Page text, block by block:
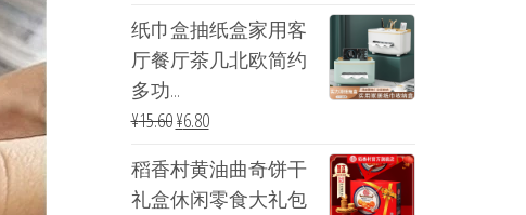
纸巾盒抽纸盒家用客
厅餐厅茶几北欧简约
多功...
¥15.60¥6.80
稻香村黄油曲奇饼干
礼盒休闲零食大礼包